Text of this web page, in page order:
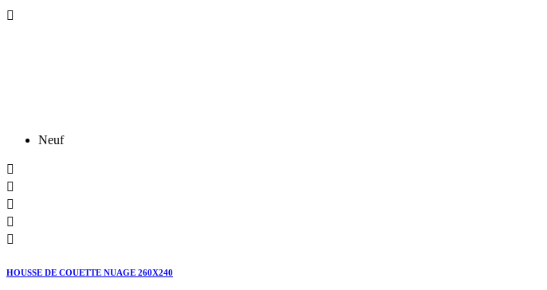

Neuf





HOUSSE DE COUETTE NUAGE 260X240